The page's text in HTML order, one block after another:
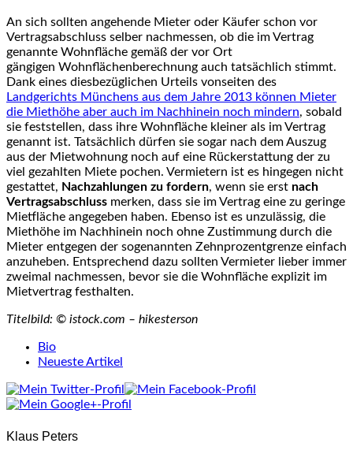
An sich sollten angehende Mieter oder Käufer schon vor
Vertragsabschluss selber nachmessen, ob die im Vertrag
genannte Wohnfläche gemäß der vor Ort
gängigen Wohnflächenberechnung auch tatsächlich stimmt.
Dank eines diesbezüglichen Urteils vonseiten des
Landgerichts Münchens aus dem Jahre 2013 können Mieter
die Miethöhe aber auch im Nachhinein noch mindern, sobald
sie feststellen, dass ihre Wohnfläche kleiner als im Vertrag
genannt ist. Tatsächlich dürfen sie sogar nach dem Auszug
aus der Mietwohnung noch auf eine Rückerstattung der zu
viel gezahlten Miete pochen. Vermietern ist es hingegen nicht
gestattet, Nachzahlungen zu fordern, wenn sie erst nach
Vertragsabschluss merken, dass sie im Vertrag eine zu geringe
Mietfläche angegeben haben. Ebenso ist es unzulässig, die
Miethöhe im Nachhinein noch ohne Zustimmung durch die
Mieter entgegen der sogenannten Zehnprozentgrenze einfach
anzuheben. Entsprechend dazu sollten Vermieter lieber immer
zweimal nachmessen, bevor sie die Wohnfläche explizit im
Mietvertrag festhalten.
Titelbild: © istock.com – hikesterson
following
tabs
change
below.
Bio
Neueste Artikel
Klaus Peters